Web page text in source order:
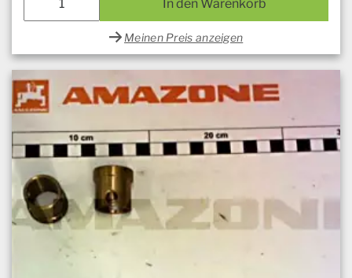
In den Warenkorb
Meinen Preis anzeigen